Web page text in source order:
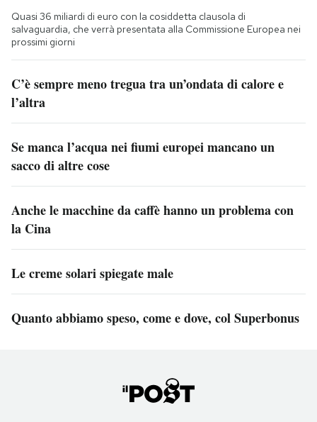
Quasi 36 miliardi di euro con la cosiddetta clausola di
salvaguardia, che verrà presentata alla Commissione Europea nei
prossimi giorni
C’è sempre meno tregua tra un’ondata di calore e
l’altra
Se manca l’acqua nei fiumi europei mancano un
sacco di altre cose
Anche le macchine da caffè hanno un problema con
la Cina
Le creme solari spiegate male
Quanto abbiamo speso, come e dove, col Superbonus